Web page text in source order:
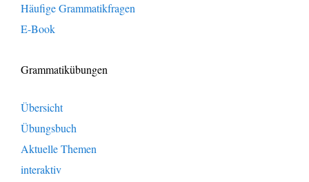
Häufige Grammatikfragen
E-Book
Grammatikübungen
Übersicht
Übungsbuch
Aktuelle Themen
interaktiv